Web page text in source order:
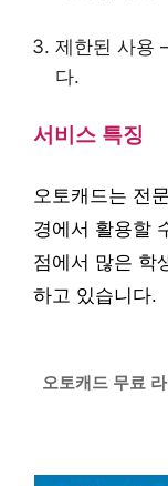
제한된 사용
다.
서비스 특징
오토캐드는 전
경에서 활용할
점에서 많은 학
하고 있습니다.
오토캐드 무료